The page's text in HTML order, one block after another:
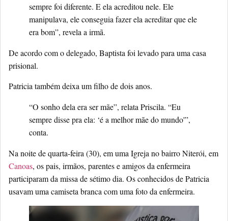
sempre foi diferente. E ela acreditou nele. Ele
manipulava, ele conseguia fazer ela acreditar que ele
era bom”, revela a irmã.
De acordo com o delegado, Baptista foi levado para uma casa
prisional.
Patricia também deixa um filho de dois anos.
“O sonho dela era ser mãe”, relata Priscila. “Eu
sempre disse pra ela: ‘é a melhor mãe do mundo'”,
conta.
Na noite de quarta-feira (30), em uma Igreja no bairro Niterói, em
Canoas, os pais, irmãos, parentes e amigos da enfermeira
participaram da missa de sétimo dia. Os conhecidos de Patricia
usavam uma camiseta branca com uma foto da enfermeira.